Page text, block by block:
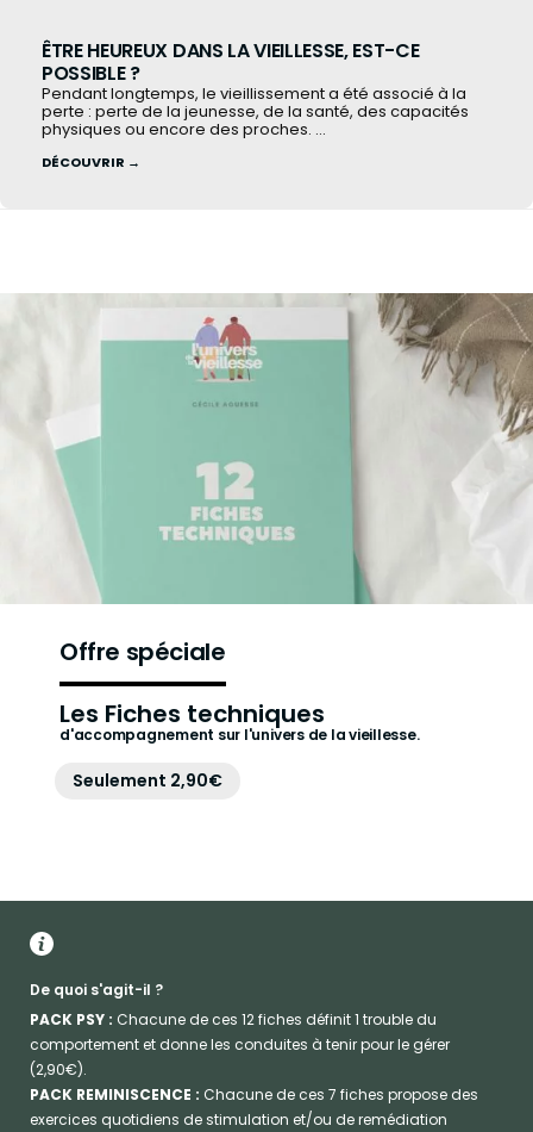
ÊTRE HEUREUX DANS LA VIEILLESSE, EST-CE
POSSIBLE ?
Pendant longtemps, le vieillissement a été associé à la
perte : perte de la jeunesse, de la santé, des capacités
physiques ou encore des proches. ...
DÉCOUVRIR →
Offre spéciale
Les Fiches techniques
d'accompagnement sur l'univers de la vieillesse.
Seulement 2,90€
De quoi s'agit-il ?
PACK PSY : Chacune de ces 12 fiches définit 1 trouble du
comportement et donne les conduites à tenir pour le gérer
(2,90€).
PACK REMINISCENCE : Chacune de ces 7 fiches propose des
exercices quotidiens de stimulation et/ou de remédiation